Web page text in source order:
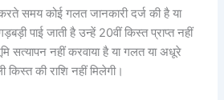
समय कोई गलत जानकारी दर्ज की है या
पाई जाती है उन्हें 20वीं किस्त प्राप्त नहीं
सत्यापन नहीं करवाया है या गलत या अधूरे
की राशि नहीं मिलेगी।